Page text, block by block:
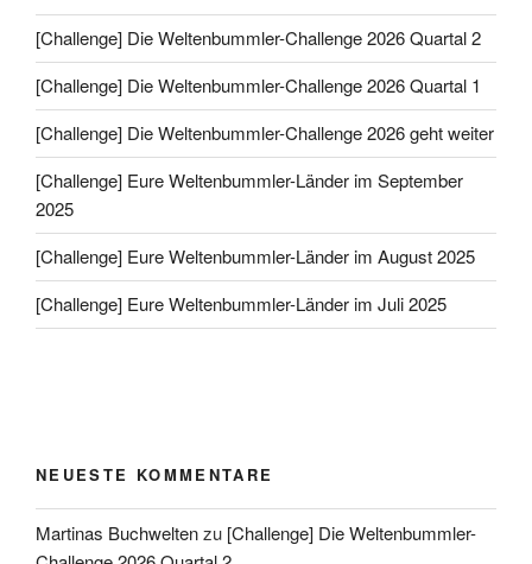
[Challenge] Die Weltenbummler-Challenge 2026 Quartal 2
[Challenge] Die Weltenbummler-Challenge 2026 Quartal 1
[Challenge] Die Weltenbummler-Challenge 2026 geht weiter
[Challenge] Eure Weltenbummler-Länder im September
2025
[Challenge] Eure Weltenbummler-Länder im August 2025
[Challenge] Eure Weltenbummler-Länder im Juli 2025
NEUESTE KOMMENTARE
Martinas Buchweltenzu [Challenge] Die Weltenbummler-